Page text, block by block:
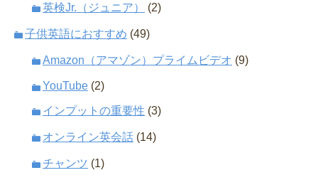
英検Jr.（ジュニア） (2)
子供英語におすすめ (49)
Amazon（アマゾン）プライムビデオ (9)
YouTube (2)
インプットの重要性 (3)
オンライン英会話 (14)
チャンツ (1)